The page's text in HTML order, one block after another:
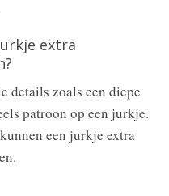
extra
details zoals een diepe
patroon op een jurkje.
een jurkje extra